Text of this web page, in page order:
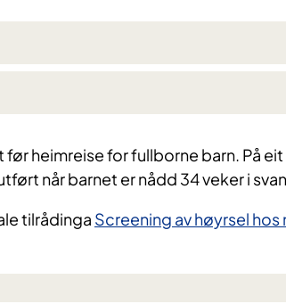
heimreise for fullborne barn. På
når barnet er nådd 34 veker i
tilrådinga Screening av høyrsel